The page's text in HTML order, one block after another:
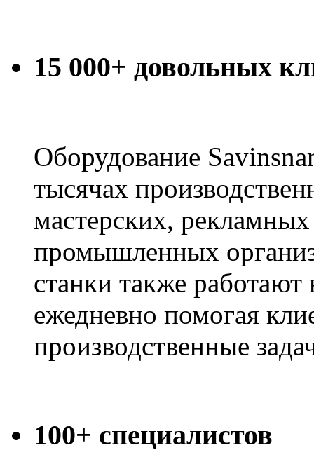
15 000+ довольных
Оборудование
тысячах
мастерских,
промышленных
станки также
ежедневно помогая
производственные
100+ специалистов